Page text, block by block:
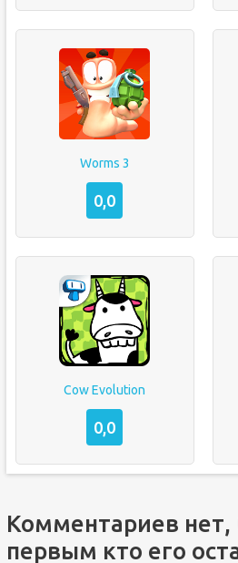
Worms 3
0,0
Cow Evolution
0,0
Комментариев нет,
первым кто его